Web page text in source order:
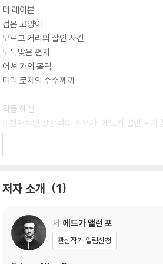
더 레이븐
검은 고양이
모르그 거리의 살인 사건
도둑맞은 편지
어셔 가의 몰락
마리 로제의 수수께끼
작품 해설
󰠾 천재적인 상상력의 소유자, 에드거 앨런 포가
저자 소개 1
저 에드가 앨런 포
관심작가 알림신청